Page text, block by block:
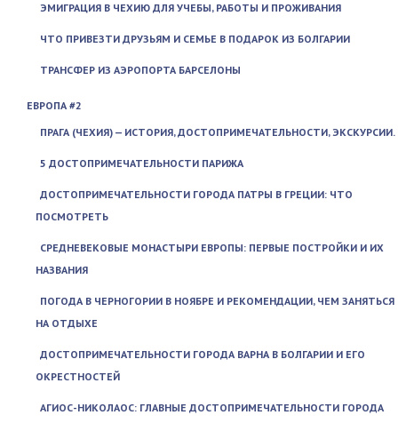
ЭМИГРАЦИЯ В ЧЕХИЮ ДЛЯ УЧЕБЫ, РАБОТЫ И ПРОЖИВАНИЯ
ЧТО ПРИВЕЗТИ ДРУЗЬЯМ И СЕМЬЕ В ПОДАРОК ИЗ БОЛГАРИИ
ТРАНСФЕР ИЗ АЭРОПОРТА БАРСЕЛОНЫ
ЕВРОПА #2
ПРАГА (ЧЕХИЯ) — ИСТОРИЯ, ДОСТОПРИМЕЧАТЕЛЬНОСТИ, ЭКСКУРСИИ.
5 ДОСТОПРИМЕЧАТЕЛЬНОСТИ ПАРИЖА
ДОСТОПРИМЕЧАТЕЛЬНОСТИ ГОРОДА ПАТРЫ В ГРЕЦИИ: ЧТО
ПОСМОТРЕТЬ
СРЕДНЕВЕКОВЫЕ МОНАСТЫРИ ЕВРОПЫ: ПЕРВЫЕ ПОСТРОЙКИ И ИХ
НАЗВАНИЯ
ПОГОДА В ЧЕРНОГОРИИ В НОЯБРЕ И РЕКОМЕНДАЦИИ, ЧЕМ ЗАНЯТЬСЯ
НА ОТДЫХЕ
ДОСТОПРИМЕЧАТЕЛЬНОСТИ ГОРОДА ВАРНА В БОЛГАРИИ И ЕГО
ОКРЕСТНОСТЕЙ
АГИОС-НИКОЛАОС: ГЛАВНЫЕ ДОСТОПРИМЕЧАТЕЛЬНОСТИ ГОРОДА